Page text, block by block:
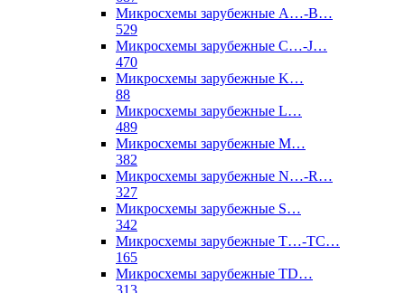
Микросхемы зарубежные A…-B…
529
Микросхемы зарубежные C…-J…
470
Микросхемы зарубежные K…
88
Микросхемы зарубежные L…
489
Микросхемы зарубежные M…
382
Микросхемы зарубежные N…-R…
327
Микросхемы зарубежные S…
342
Микросхемы зарубежные T…-TC…
165
Микросхемы зарубежные TD…
313